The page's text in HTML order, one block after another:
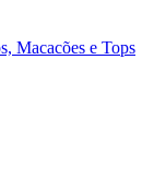
Macacões e Tops